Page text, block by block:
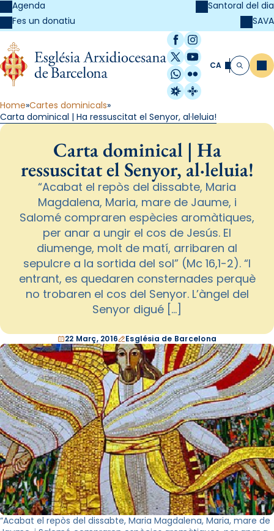
Agenda
Fes un donatiu
Santoral del dia
SAVA
Facebook
Instagram
X / Twitter
YouTube
WhatsApp
Flickr
Radio Estel
Catalunya
CA Cerca
Home Cartes dominicals
Carta dominical | Ha ressuscitat el Senyor, al·leluia!
Carta dominical | Ha
ressuscitat el Senyor, al·leluia!
“Acabat el repòs del dissabte, Maria
Magdalena, Maria, mare de Jaume, i
Salomé compraren espècies aromàtiques,
per anar a ungir el cos de Jesús. El
diumenge, molt de matí, arribaren al
sepulcre a la sortida del sol” (Mc 16,1-2). “I
entrant, es quedaren consternades perquè
no trobaren el cos del Senyor. L’àngel del
Senyor digué […]
22 Març, 2016 Església de Barcelona
“Acabat el repòs del dissabte, Maria Magdalena, Maria, mare de